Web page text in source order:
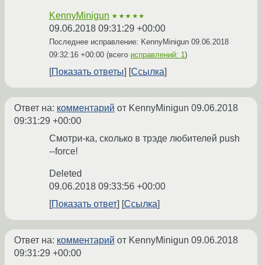
KennyMinigun ★★★★★
09.06.2018 09:31:29 +00:00
Последнее исправление: KennyMinigun 09.06.2018
09:32:16 +00:00 (всего исправлений: 1)
Показать ответы Ссылка
Ответ на: комментарий от KennyMinigun 09.06.2018
09:31:29 +00:00
Смотри-ка, сколько в трэде любителей push
--force!
Deleted
09.06.2018 09:33:56 +00:00
Показать ответ
Ссылка
Ответ на: комментарий от KennyMinigun 09.06.2018
09:31:29 +00:00